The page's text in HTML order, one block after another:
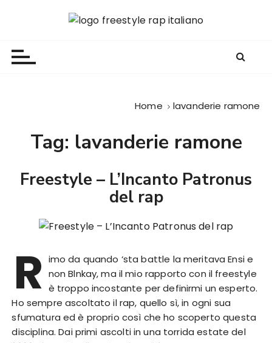
Home lavanderie ramone
Tag: lavanderie ramone
Freestyle – L’Incanto Patronus
del rap
R imo da quando ‘sta battle la meritava Ensi e
non Blnkay, ma il mio rapporto con il freestyle
è troppo incostante per definirmi un esperto.
Ho sempre ascoltato il rap, quello sì, in ogni sua
sfumatura ed è proprio così che ho scoperto questa
disciplina. Dai primi ascolti in una torrida estate del